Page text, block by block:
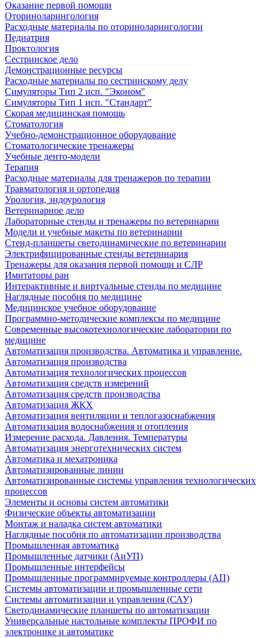
Оказание первой помощи
Оториноларингология
Расходные материалы по оториноларингологии
Педиатрия
Проктология
Сестринское дело
Демонстрационные ресурсы
Расходные материалы по сестринскому делу
Симуляторы Тип 2 исп. "Эконом"
Симуляторы Тип 1 исп. "Стандарт"
Скорая медицинская помощь
Стоматология
Учебно-демонстрационное оборудование
Стоматологические тренажеры
Учебные денто-модели
Терапия
Расходные материалы для тренажеров по терапии
Травматология и ортопедия
Урология, эндоурология
Ветеринарное дело
Лабораторные стенды и тренажеры по ветеринарии
Модели и учебные макеты по ветеринарии
Стенд-планшеты светодинамические по ветеринарии
Электрифицированные стенды ветеринария
Тренажеры для оказания первой помощи и СЛР
Имитаторы ран
Интерактивные и виртуальные стенды по медицине
Наглядные пособия по медицине
Медицинское учебное оборудование
Программно-методические комплексы по медицине
Современные высокотехнологические лаборатории по
медицине
Автоматизация производства. Автоматика и управление.
Автоматизация производства
Автоматизация технологических процессов
Автоматизация средств измерений
Автоматизация средств производства
Автоматизация ЖКХ
Автоматизация вентиляции и теплогазоснабжения
Автоматизация водоснабжения и отопления
Измерение расхода. Давления. Температуры
Автоматизация энерготехнических систем
Автоматика и мехатроника
Автоматизированные линии
Автоматизированные системы управления технологических
процессов
Элементы и основы систем автоматики
Физические объекты автоматизации
Монтаж и наладка систем автоматики
Наглядные пособия по автоматизации производства
Промышленная автоматика
Промышленные датчики (АиУП)
Промышленные интерфейсы
Промышленные программируемые контроллеры (АП)
Системы автоматизации и промышленные сети
Системы автоматизации и управления (САУ)
Светодинамические планшеты по автоматизации
Универсальные настольные комплекты ПРОФИ по
электронике и автоматике